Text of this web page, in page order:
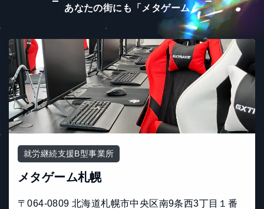
あなたの街にも「メタゲーム」
就労継続支援B型事業所
メタゲーム札幌
〒064-0809 北海道札幌市中央区南9条西3丁目１番